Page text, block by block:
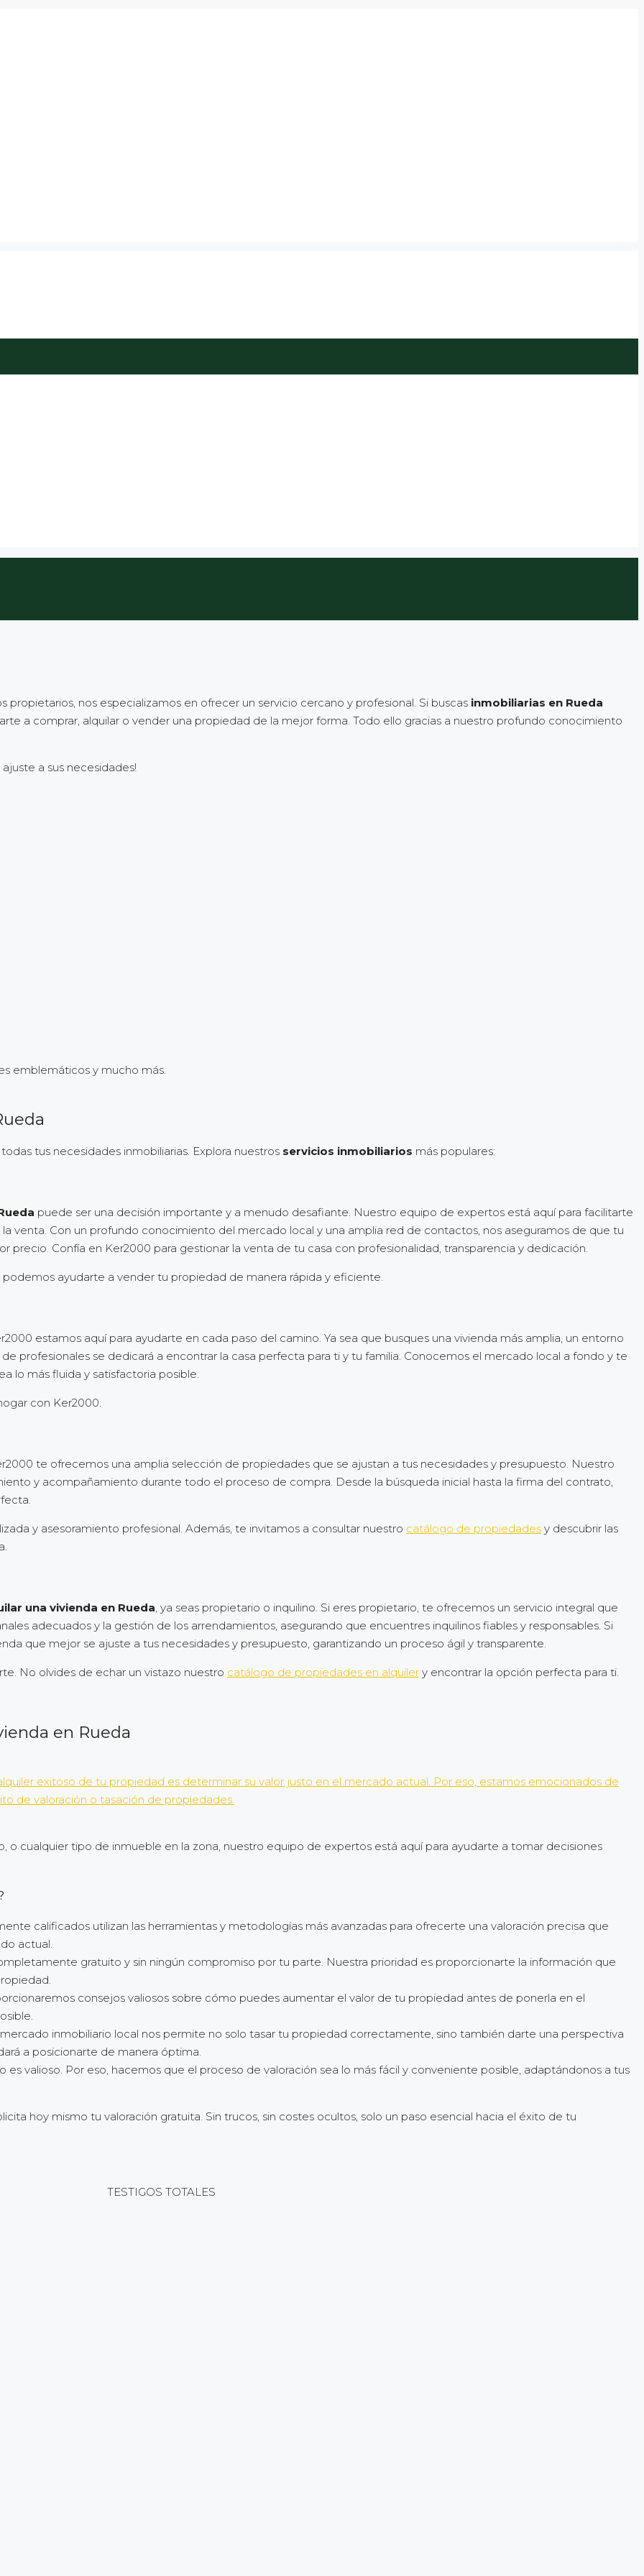
nos especializamos en ofrecer un servicio cercano y profesional. Si buscas inmobiliarias en Rueda
a comprar, alquilar o vender una propiedad de la mejor forma. Todo ello gracias a nuestro profundo conocimiento
a sus necesidades!
emblemáticos y mucho más.
tus necesidades inmobiliarias. Explora nuestros servicios inmobiliarios más populares:
puede ser una decisión importante y a menudo desafiante. Nuestro equipo de expertos está aquí para facilitarte
venta. Con un profundo conocimiento del mercado local y una amplia red de contactos, nos aseguramos de que tu
Confía en Ker2000 para gestionar la venta de tu casa con profesionalidad, transparencia y dedicación.
ayudarte a vender tu propiedad de manera rápida y eficiente.
estamos aquí para ayudarte en cada paso del camino. Ya sea que busques una vivienda más amplia, un entorno
profesionales se dedicará a encontrar la casa perfecta para ti y tu familia. Conocemos el mercado local a fondo y te
lo más fluida y satisfactoria posible.
con Ker2000.
te ofrecemos una amplia selección de propiedades que se ajustan a tus necesidades y presupuesto. Nuestro
y acompañamiento durante todo el proceso de compra. Desde la búsqueda inicial hasta la firma del contrato,
y asesoramiento profesional. Además, te invitamos a consultar nuestro catálogo de propiedades y descubrir las
una vivienda en Rueda, ya seas propietario o inquilino. Si eres propietario, te ofrecemos un servicio integral que
adecuados y la gestión de los arrendamientos, asegurando que encuentres inquilinos fiables y responsables. Si
que mejor se ajuste a tus necesidades y presupuesto, garantizando un proceso ágil y transparente.
No olvides de echar un vistazo nuestro catálogo de propiedades en alquiler y encontrar la opción perfecta para ti.
en Rueda
exitoso de tu propiedad es determinar su valor justo en el mercado actual. Por eso, estamos emocionados de
de valoración o tasación de propiedades.
o cualquier tipo de inmueble en la zona, nuestro equipo de expertos está aquí para ayudarte a tomar decisiones
calificados utilizan las herramientas y metodologías más avanzadas para ofrecerte una valoración precisa que
actual.
gratuito y sin ningún compromiso por tu parte. Nuestra prioridad es proporcionarte la información que
consejos valiosos sobre cómo puedes aumentar el valor de tu propiedad antes de ponerla en el
inmobiliario local nos permite no solo tasar tu propiedad correctamente, sino también darte una perspectiva
a posicionarte de manera óptima.
es valioso. Por eso, hacemos que el proceso de valoración sea lo más fácil y conveniente posible, adaptándonos a tus
hoy mismo tu valoración gratuita. Sin trucos, sin costes ocultos, solo un paso esencial hacia el éxito de tu
TESTIGOS TOTALES